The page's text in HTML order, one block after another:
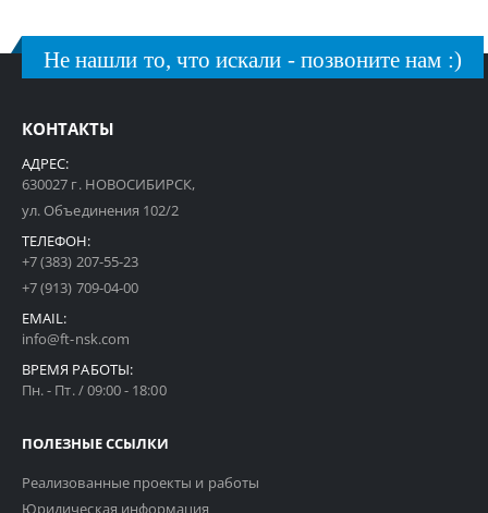
Не нашли то, что искали - позвоните нам :)
КОНТАКТЫ
АДРЕС:
630027 г. НОВОСИБИРСК,
ул. Объединения 102/2
ТЕЛЕФОН:
+7 (383) 207-55-23
+7 (913) 709-04-00
EMAIL:
info@ft-nsk.com
ВРЕМЯ РАБОТЫ:
Пн. - Пт. / 09:00 - 18:00
ПОЛЕЗНЫЕ ССЫЛКИ
Реализованные проекты и работы
Юридическая информация